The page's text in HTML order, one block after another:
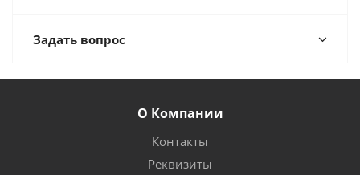
Задать вопрос
О Компании
Контакты
Реквизиты